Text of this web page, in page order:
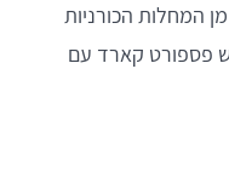
המחלות הכורניות
פספורט קארד עם